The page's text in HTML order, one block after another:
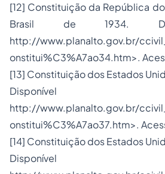
[12] Constituição da República
Brasil de 1934.
http://www.planalto.gov.br/
onstitui%C3%A7ao34.htm>.
[13] Constituição dos Estados
http://www.planalto.gov.br/
onstitui%C3%A7ao37.htm>.
[14] Constituição dos Estados